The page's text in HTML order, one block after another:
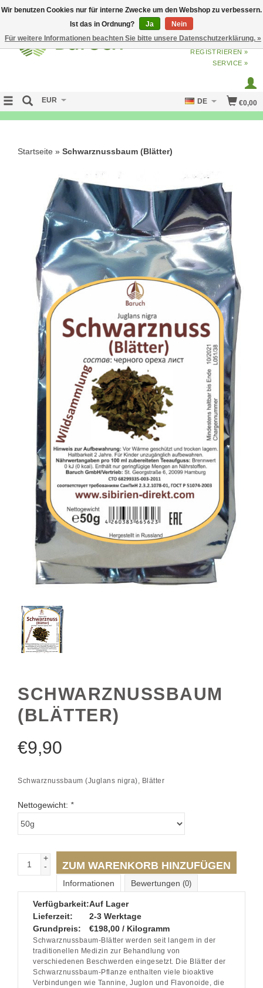
ANMELDENODERJETZT
REGISTRIEREN »
SERVICE »
€0,00
EUR DE
Startseite » Schwarznussbaum (Blätter)
SCHWARZNUSSBAUM
(BLÄTTER)
€9,90
Schwarznussbaum (Juglans nigra), Blätter
Nettogewicht: *
+
-
ZUM WARENKORB HINZUFÜGEN
Informationen Bewertungen (0)
Verfügbarkeit:Auf Lager
Lieferzeit:
2-3 Werktage
Grundpreis:
€198,00 / Kilogramm
Schwarznussbaum-Blätter werden seit langem in der
traditionellen Medizin zur Behandlung von
verschiedenen Beschwerden eingesetzt. Die Blätter der
Schwarznussbaum-Pflanze enthalten viele bioaktive
Verbindungen wie Tannine, Juglon und Flavonoide, die
Wir benutzen Cookies nur für interne Zwecke um den Webshop zu verbessern.
Ist das in Ordnung?
Ja
Nein
Für weitere Informationen beachten Sie bitte unsere Datenschutzerklärung. »